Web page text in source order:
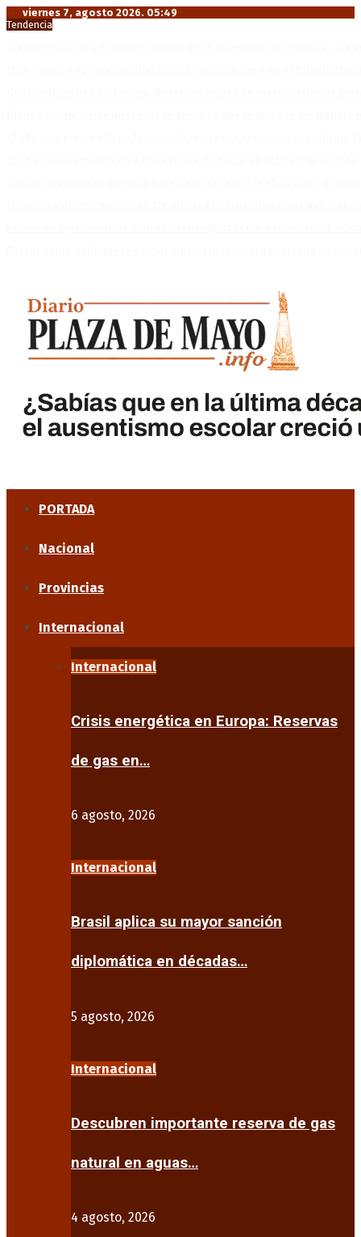
viernes 7, agosto 2026. 05:49
Tendencia
PORTADA
Nacional
Provincias
Internacional
Internacional
Crisis energética en Europa: Reservas
de gas en…
6 agosto, 2026
Internacional
Brasil aplica su mayor sanción
diplomática en décadas…
5 agosto, 2026
Internacional
Descubren importante reserva de gas
natural en aguas…
4 agosto, 2026